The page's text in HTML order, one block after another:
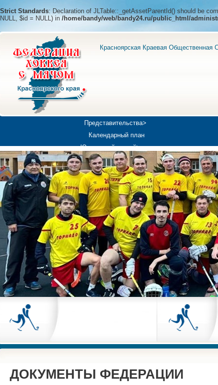
Strict Standards: Declaration of JLTable::_getAssetParentId() should be
NULL, $id = NULL) in /home/bandy/web/bandy24.ru/public_html/
Красноярская Краевая Общественная
Представительства>
Календарный план
Юношеский хоккей>
Универсиада-2019
Медиа>
ДОКУМЕНТЫ ФЕДЕРАЦИИ